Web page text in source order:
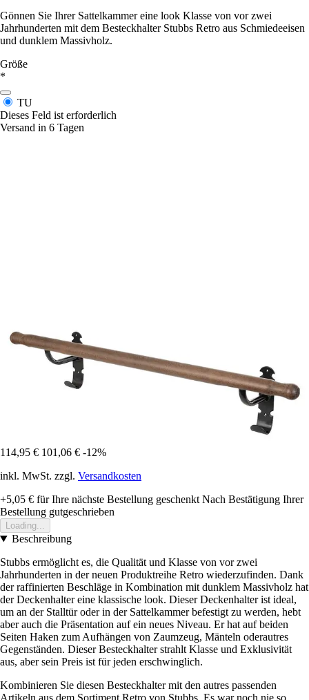
Gönnen Sie Ihrer Sattelkammer eine look Klasse von vor zwei
Jahrhunderten mit dem Besteckhalter Stubbs Retro aus Schmiedeeisen
und dunklem Massivholz.
Größe
*
TU
Dieses Feld ist erforderlich
Versand in 6 Tagen
114,95 € 101,06 € -12%
inkl. MwSt. zzgl. Versandkosten
+5,05 € für Ihre nächste Bestellung geschenkt Nach Bestätigung Ihrer
Bestellung gutgeschrieben
Loading...
Beschreibung
Stubbs ermöglicht es, die Qualität und Klasse von vor zwei
Jahrhunderten in der neuen Produktreihe Retro wiederzufinden. Dank
der raffinierten Beschläge in Kombination mit dunklem Massivholz hat
der Deckenhalter eine klassische look. Dieser Deckenhalter ist ideal,
um an der Stalltür oder in der Sattelkammer befestigt zu werden, hebt
aber auch die Präsentation auf ein neues Niveau. Er hat auf beiden
Seiten Haken zum Aufhängen von Zaumzeug, Mänteln oderautres
Gegenständen. Dieser Besteckhalter strahlt Klasse und Exklusivität
aus, aber sein Preis ist für jeden erschwinglich.
Kombinieren Sie diesen Besteckhalter mit den autres passenden